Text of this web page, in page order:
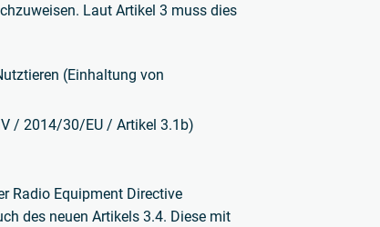
Laut Artikel 3 muss dies
(Einhaltung von
/ 2014/30/EU / Artikel 3.1b)
Radio Equipment Directive
des neuen Artikels 3.4. Diese mit